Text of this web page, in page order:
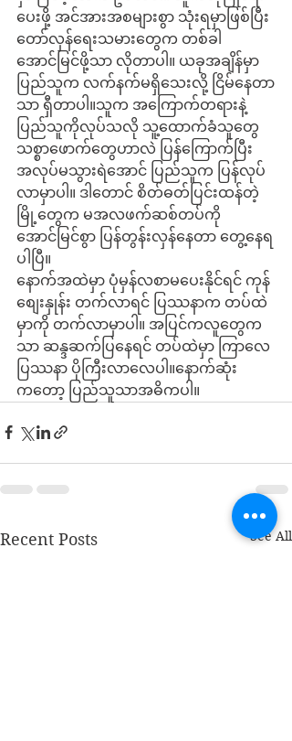
ပေးဖို့ အင်အားအစများစွာ သုံးရမှာဖြစ်ပြီး
တော်လှန်ရေးသမားတွေက တစ်ခါ
အောင်မြင်ဖို့သာ လိုတာပါ။ ယခုအချိန်မှာ
ပြည်သူက လက်နက်မရှိသေးလို့ ငြိမ်နေတာ
သာ ရှီတာပါ။သူက အကြောက်တရားနဲ့
ပြည်သူကိုလုပ်သလို သူ့ထောက်ခံသူတွေ
သစ္စာဖောက်တွေဟာလဲ ပြန်ကြောက်ပြီး
အလုပ်မသွားရဲအောင် ပြည်သူက ပြန်လုပ်
လာမှာပါ။ ဒါတောင် စိတ်ဓတ်ပြင်းထန်တဲ့
မြို့တွေက မအလဖက်ဆစ်တပ်ကို
အောင်မြင်စွာ ပြန်တွန်းလှန်နေတာ တွေ့နေရ
ပါပြီ။
နောက်အထဲမှာ ပုံမှန်လစာမပေးနိုင်ရင် ကုန်
စျေးနှုန်း တက်လာရင် ပြဿနာက တပ်ထဲ
မှာကို တက်လာမှာပါ။ အပြင်ကလူတွေက
သာ ဆန္ဒဆက်ပြနေရင် တပ်ထဲမှာ ကြာလေ
ပြဿနာ ပိုကြီးလာလေပါ။နောက်ဆုံး
ကတော့ ပြည်သူသာအဓိကပါ။
Recent Posts See All